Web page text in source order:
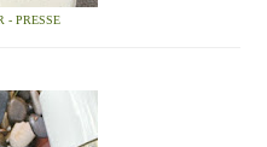
- PRESSE